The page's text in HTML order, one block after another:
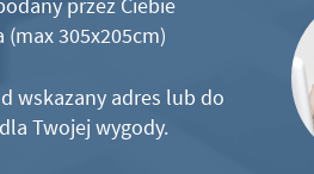
305x205cm)
wskazany adres lub do
Twojej wygody.